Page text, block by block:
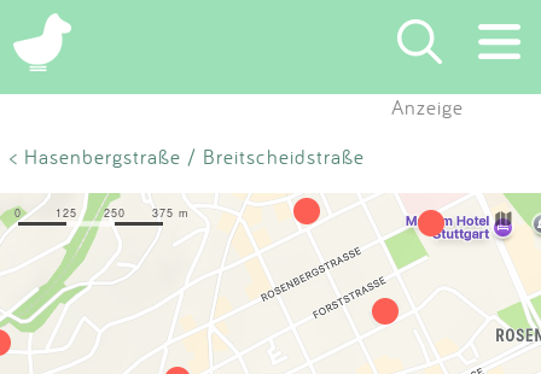
×
Suchen
Eintragen
App
Blog
Anzeige
< Hasenbergstraße / Breitscheidstraße